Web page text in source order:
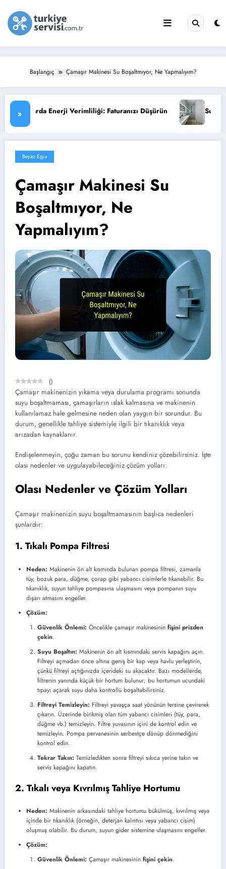
Başlangıç Çamaşır Makinesi Su Boşaltmıyor, Ne Yapmalıyım?
» Düşürün Su Isıtıcısı (Termosifon) Arıza Belirtileri
Beyaz Eşya
Çamaşır Makinesi Su
Boşaltmıyor, Ne
Yapmalıyım?
()
Çamaşır makinenizin yıkama veya durulama programı sonunda
suyu boşaltmaması, çamaşırların ıslak kalmasına ve makinenin
kullanılamaz hale gelmesine neden olan yaygın bir sorundur. Bu
durum, genellikle tahliye sistemiyle ilgili bir tıkanıklık veya
arızadan kaynaklanır.
Endişelenmeyin, çoğu zaman bu sorunu kendiniz çözebilirsiniz. İşte
olası nedenler ve uygulayabileceğiniz çözüm yolları:
Olası Nedenler ve Çözüm Yolları
Çamaşır makinenizin suyu boşaltmamasının başlıca nedenleri
şunlardır:
1. Tıkalı Pompa Filtresi
Neden: Makinenin ön alt kısmında bulunan pompa filtresi, zamanla
tüy, bozuk para, düğme, çorap gibi yabancı cisimlerle tıkanabilir. Bu
tıkanıklık, suyun tahliye pompasına ulaşmasını veya pompanın suyu
dışarı atmasını engeller.
Çözüm:
Güvenlik Önlemi: Öncelikle çamaşır makinesinin fişini prizden
çekin.
Suyu Boşaltın: Makinenin ön alt kısmındaki servis kapağını açın.
Filtreyi açmadan önce altına geniş bir kap veya havlu yerleştirin,
çünkü filtreyi açtığınızda içerideki su akacaktır. Bazı modellerde,
filtrenin yanında küçük bir hortum bulunur; bu hortumun ucundaki
tıpayı açarak suyu daha kontrollü boşaltabilirsiniz.
Filtreyi Temizleyin: Filtreyi yavaşça saat yönünün tersine çevirerek
çıkarın. Üzerinde birikmiş olan tüm yabancı cisimleri (tüy, para,
düğme vb.) temizleyin. Filtre yuvasının içini de kontrol edin ve
temizleyin. Pompa pervanesinin serbestçe dönüp dönmediğini
kontrol edin.
Tekrar Takın: Temizledikten sonra filtreyi sıkıca yerine takın ve
servis kapağını kapatın.
2. Tıkalı veya Kıvrılmış Tahliye Hortumu
Neden: Makinenin arkasındaki tahliye hortumu bükülmüş, kıvrılmış veya
içinde bir tıkanıklık (örneğin, deterjan kalıntısı veya yabancı cisim)
oluşmuş olabilir. Bu durum, suyun gider sistemine ulaşmasını engeller.
Çözüm:
Güvenlik Önlemi: Çamaşır makinesinin fişini çekin.